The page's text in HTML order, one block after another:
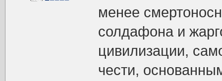
менее
солдафона и
цивилизации,
чести,